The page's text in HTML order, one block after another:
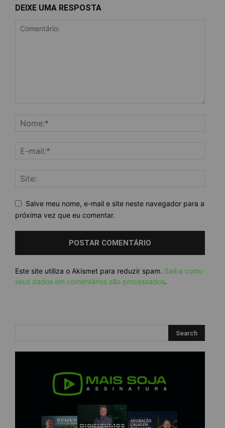
DEIXE UMA RESPOSTA
Salve meu nome, e-mail e site neste navegador para a
próxima vez que eu comentar.
Este site utiliza o Akismet para reduzir spam. Saiba como
seus dados em comentários são processados.